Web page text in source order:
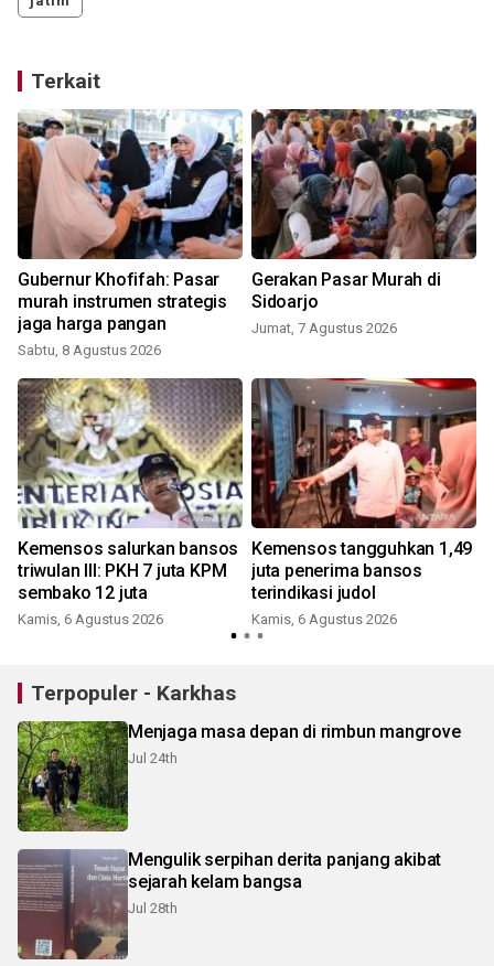
Terkait
Gubernur Khofifah: Pasar
murah instrumen strategis
jaga harga pangan
Sabtu, 8 Agustus 2026
Gerakan Pasar Murah di
Sidoarjo
Jumat, 7 Agustus 2026
Kemensos salurkan bansos
triwulan III: PKH 7 juta KPM
sembako 12 juta
Kamis, 6 Agustus 2026
Kemensos tangguhkan 1,49
juta penerima bansos
terindikasi judol
Kamis, 6 Agustus 2026
Terpopuler - Karkhas
Menjaga masa depan di rimbun mangrove
Jul 24th
Mengulik serpihan derita panjang akibat
sejarah kelam bangsa
Jul 28th